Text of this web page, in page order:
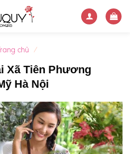
chủ /
Xã Tiên Phương
Hà Nội